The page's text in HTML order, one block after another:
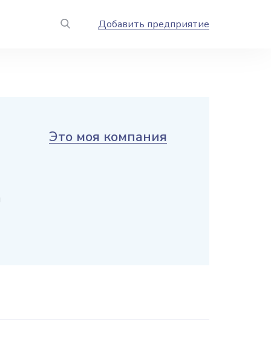
Добавить предприятие
Это моя компания